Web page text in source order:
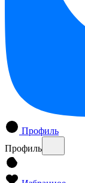
Профиль
Профиль